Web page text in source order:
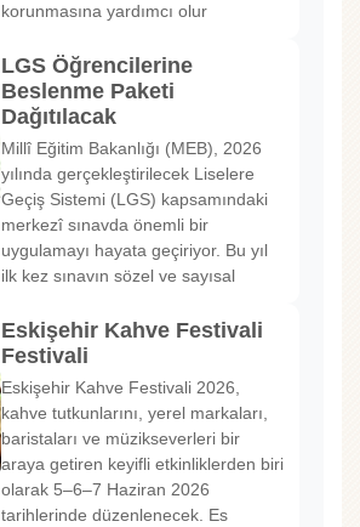
korunmasına yardımcı olur
LGS Öğrencilerine
Beslenme Paketi
Dağıtılacak
Millî Eğitim Bakanlığı (MEB), 2026
yılında gerçekleştirilecek Liselere
Geçiş Sistemi (LGS) kapsamındaki
merkezî sınavda önemli bir
uygulamayı hayata geçiriyor. Bu yıl
ilk kez sınavın sözel ve sayısal
Eskişehir Kahve Festivali
Festivali
Eskişehir Kahve Festivali 2026,
kahve tutkunlarını, yerel markaları,
baristaları ve müzikseverleri bir
araya getiren keyifli etkinliklerden biri
olarak 5–6–7 Haziran 2026
tarihlerinde düzenlenecek. Es